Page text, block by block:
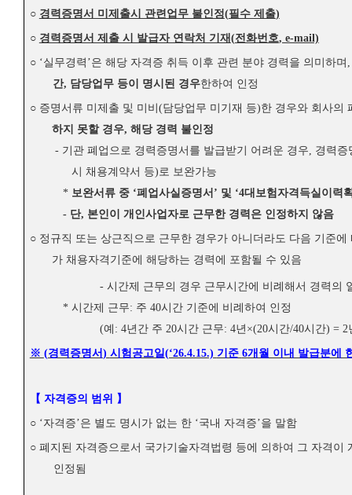
○ 경력증명서 미제출시 관련업무 불인정(필수 제출)
○ 경력증명서 제출 시 발급자 연락처 기재 (전화번호, e-mail)
○ ‘실무경력 ’은 해당 자격증 취득 이후 관련 분야 경력을 의미하며
간, 담당업무 등이 명시된 경우한하여 인정
○ 증명서류 미제출 및 미비 (담당업무 미기재 등)한 경우와 회사의
하지 못할 경우, 해당 경력 불인정
- 기관 폐업으로 경력증명서를 발급받기 어려운 경우, 경력증
시 채용계약서 등)로 보완가능
* 보완서류 중 ‘폐업사실증명서 ’ 및 ‘4대보험자격득실이력
- 단, 본인이 개인사업자로 근무한 경력은 인정하지 않음
○ 정규직 또는 상근직으로 근무한 경우가 아니더라도 다음 기준
가 채용자격기준에 해당하는 경력에 포함될 수 있음
- 시간제 근무의 경우 근무시간에 비례해서 경력의
* 시간제 근무: 주 40시간 기준에 비례하여 인정
(예 : 4년간 주 20시간 근무: 4년 ×(20시간/40시간) = 2
※ (경력증명서 ) 시험공고일 (‘26.4.15.) 기준 6개월 이내 발급분에
【 자격증의 범위 】
○ ‘자격증’은 별도 명시가 없는 한 ‘국내 자격증’을 말함
○ 폐지된 자격증으로서 국가기술자격법령 등에 의하여 그 자격이
인정됨